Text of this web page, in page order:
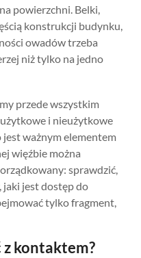
powierzchni. Belki,
konstrukcji budynku,
owadów trzeba
niż tylko na jedno
przede wszystkim
i nieużytkowe
ważnym elementem
więźbie można
sprawdzić,
jaki jest dostęp do
tylko fragment,
kontaktem?